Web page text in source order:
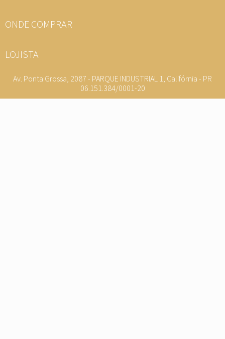
ONDE COMPRAR
LOJISTA
Av. Ponta Grossa, 2087 - PARQUE INDUSTRIAL 1, Califórnia - PR
06.151.384/0001-20